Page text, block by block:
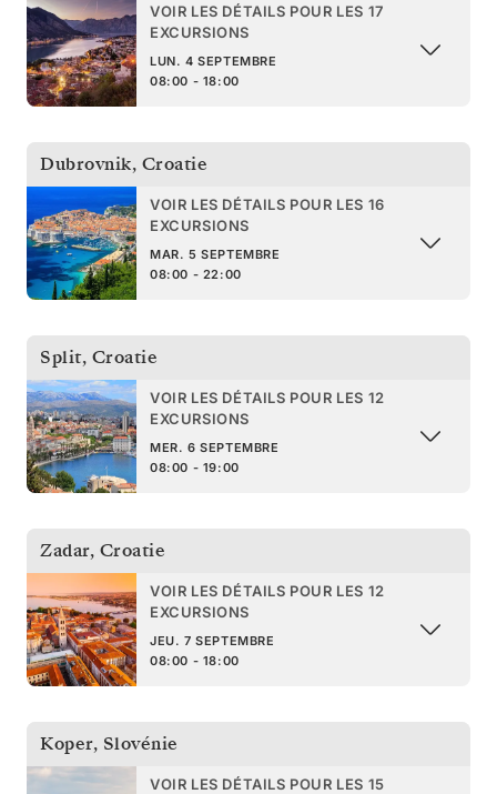
VOIR LES DÉTAILS POUR LES 17
EXCURSIONS
LUN. 4 SEPTEMBRE
08:00 - 18:00
Dubrovnik, Croatie
VOIR LES DÉTAILS POUR LES 16
EXCURSIONS
MAR. 5 SEPTEMBRE
08:00 - 22:00
Split, Croatie
VOIR LES DÉTAILS POUR LES 12
EXCURSIONS
MER. 6 SEPTEMBRE
08:00 - 19:00
Zadar, Croatie
VOIR LES DÉTAILS POUR LES 12
EXCURSIONS
JEU. 7 SEPTEMBRE
08:00 - 18:00
Koper, Slovénie
VOIR LES DÉTAILS POUR LES 15